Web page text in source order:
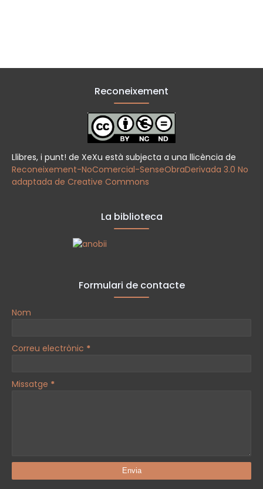
Reconeixement
Llibres, i punt! de XeXu està subjecta a una llicència de
Reconeixement-NoComercial-SenseObraDerivada 3.0 No
adaptada de Creative Commons
La biblioteca
Formulari de contacte
Nom
Correu electrònic *
Missatge *